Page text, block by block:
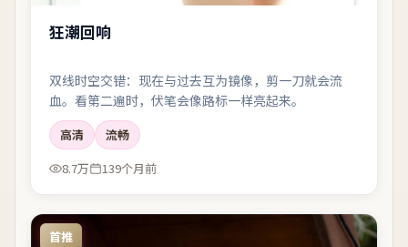
狂潮回响
双线时空交错：现在与过去互为镜像，剪一刀就会流
血。看第二遍时，伏笔会像路标一样亮起来。
高清
流畅
8.7万
139个月前
首推